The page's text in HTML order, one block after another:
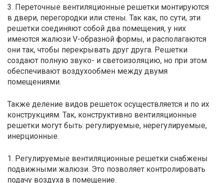
3. Переточные вентиляционные решетки монтируются
в двери, перегородки или стены. Так как, по сути, эти
решетки соединяют собой два помещения, у них
имеются жалюзи V-образной формы, и располагаются
они так, чтобы перекрывать друг друга. Решетки
создают полную звуко- и светоизоляцию, но при этом
обеспечивают воздухообмен между двумя
помещениями.
Также деление видов решеток осуществляется и по их
конструкциям. Так, конструктивно вентиляционные
решетки могут быть: регулируемые, нерегулируемые,
инерционные.
1. Регулируемые вентиляционные решетки снабжены
подвижными жалюзи. Это позволяет контролировать
подачу воздуха в помещение.